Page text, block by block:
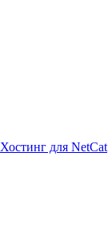
Хостинг для NetCat